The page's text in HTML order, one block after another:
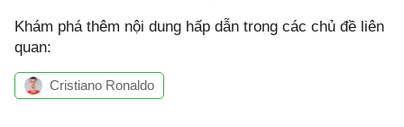
Khám phá thêm nội dung hấp dẫn trong các chủ đề liên
quan:
Cristiano Ronaldo